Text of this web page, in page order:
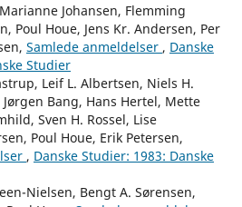
Johansen, Flemming
Poul Houe, Jens Kr. Andersen, Per
Samlede anmeldelser , Danske
Studier
Leif L. Albertsen, Niels H.
Bang, Hans Hertel, Mette
Sven H. Rossel, Lise
Poul Houe, Erik Petersen,
, Danske Studier: 1983: Danske
Nielsen, Bengt A. Sørensen,